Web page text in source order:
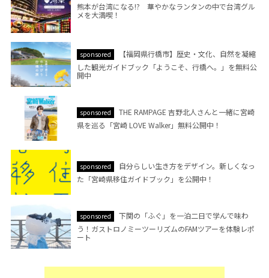
熊本が台湾になる!? 華やかなランタンの中で台湾グル
メを大満喫！
sponsored
【福岡県行橋市】歴史・文化、自然を凝縮
した観光ガイドブック「ようこそ、行橋へ。」を無料公
開中
sponsored
THE RAMPAGE 吉野北人さんと一緒に宮崎
県を巡る「宮崎 LOVE Walker」無料公開中！
sponsored
自分らしい生き方をデザイン。新しくなっ
た「宮崎県移住ガイドブック」を公開中！
sponsored
下関の「ふぐ」を一泊二日で学んで味わ
う！ガストロノミーツーリズムのFAMツアーを体験レポ
ート